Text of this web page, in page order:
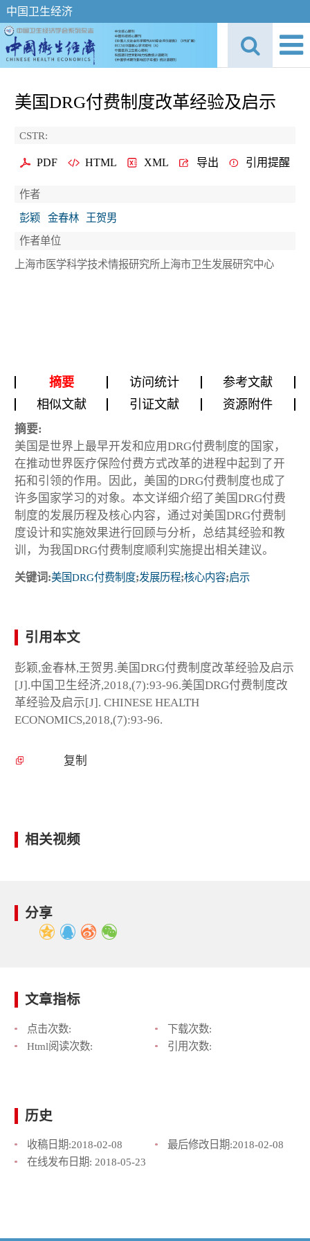
中国卫生经济
美国DRG付费制度改革经验及启示
CSTR:
PDF HTML XML 导出 引用提醒
作者
彭颖
金春林
王贺男
作者单位
上海市医学科学技术情报研究所上海市卫生发展研究中心
摘要 访问统计
参考文献
相似文献
引证文献 资源附件
摘要:
美国是世界上最早开发和应用DRG付费制度的国家，
在推动世界医疗保险付费方式改革的进程中起到了开
拓和引领的作用。因此，美国的DRG付费制度也成了
许多国家学习的对象。本文详细介绍了美国DRG付费
制度的发展历程及核心内容，通过对美国DRG付费制
度设计和实施效果进行回顾与分析，总结其经验和教
训，为我国DRG付费制度顺利实施提出相关建议。
关键词:美国DRG付费制度;发展历程;核心内容;启示
引用本文
彭颖,金春林,王贺男.美国DRG付费制度改革经验及启示
[J].中国卫生经济,2018,(7):93-96.美国DRG付费制度改
革经验及启示[J]. CHINESE HEALTH
ECONOMICS,2018,(7):93-96.
复制
相关视频
分享
文章指标
点击次数:
下载次数:
Html阅读次数:
引用次数:
历史
收稿日期:2018-02-08 最后修改日期:2018-02-08
在线发布日期: 2018-05-23